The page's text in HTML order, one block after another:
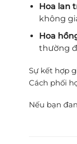
Hoa lan
không
Hoa
thường
Sự kết hợp
Cách phối
Nếu bạn